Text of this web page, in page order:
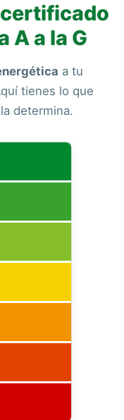
A a la G
a tu
tienes lo que
determina.